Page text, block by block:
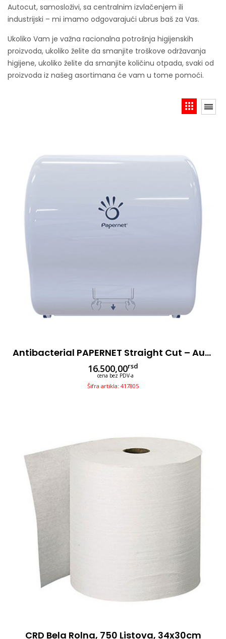
Autocut, samosloživi, sa centralnim izvlačenjem ili
industrijski – mi imamo odgovarajući ubrus baš za Vas.
Ukoliko Vam je važna racionalna potrošnja higijenskih
proizvoda, ukoliko želite da smanjite troškove održavanja
higijene, ukoliko želite da smanjite količinu otpada, svaki od
proizvoda iz našeg asortimana će vam u tome pomoći.
Antibacterial PAPERNET Straight Cut – Autocut, Beli
16.500,00rsd
cena bez PDV-a
Šifra artikla: 417805
CRD Bela Rolna, 750 Listova, 34x30cm